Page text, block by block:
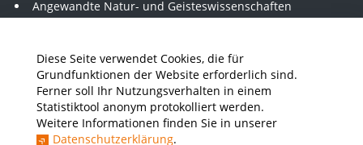
Diese Seite verwendet Cookies, die für
Grundfunktionen der Website erforderlich sind.
Ferner soll Ihr Nutzungsverhalten in einem
Statistiktool anonym protokolliert werden.
Weitere Informationen finden Sie in unserer
Datenschutzerklärung.
Angewandte Natur- und Geisteswissenschaften
Angewandte Sozialwissenschaften
Elektrotechnik
Gestaltung
Informatik und Wirtschaftsinformatik
Kunststofftechnik und Vermessung
Maschinenbau
THWS Business School